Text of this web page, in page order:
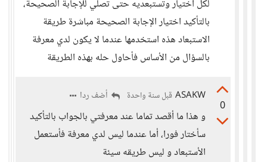
لكل اختيار وتستبعديه حتى تصلي للإجابة الصحيحة،
بالتأكيد اختيار الإجابة الصحيحة مباشرة طريقة
الاستبعاد هذه استخدمها عندما لا يكون لدي معرفة
بالسؤال من الأساس فأحاول حله بهذه الطريقة
0
ASAKW قبل سنة واحدة أضف ردا
و هذا ما أقصد تماما عند معرفتي بالجواب بالتأكيد
سأختار فورا، أما عندما ليس لدي معرفة فأستعمل
الأستبعاد و ليس طريقه سيئة